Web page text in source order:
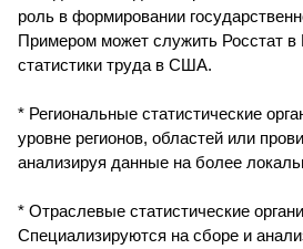
роль в формировании
Примером может служить Росстат
статистики труда в США.
* Региональные статистические
уровне регионов, областей или
анализируя данные на более
* Отраслевые статистические
Специализируются на сборе и